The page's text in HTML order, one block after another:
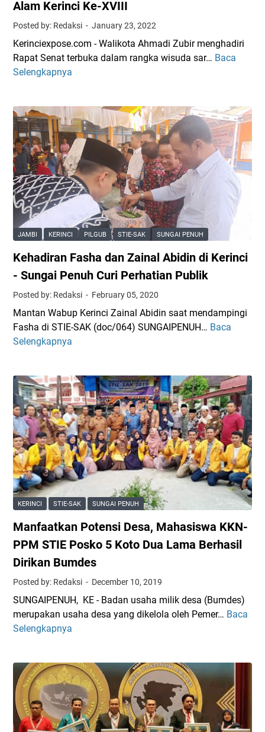
W
u
d
a
t
a
K
o
m
i
e
M
e
n
e
t
S
D
M
B
e
r
k
u
l
t
a
s
E
S
A
K
u
s
k
a
n
4
W
s
u
w
a
Alam Kerinci Ke-XVIII
Posted by: Redaksi January 23, 2022
Kerinciexpose.com - Walikota Ahmadi Zubir menghadiri
Rapat Senat terbuka dalam rangka wisuda sar… Baca
Selengkapnya
S
W
a
k
o
A
h
m
d
i
H
a
i
r
i
u
d
a
S
T
I
E
S
a
t
i
a
m
K
n
c
i
K
e
JAMBI KERINCI PILGUB STIE-SAK SUNGAI PENUH
Kehadiran Fasha dan Zainal Abidin di Kerinci
- Sungai Penuh Curi Perhatian Publik
Posted by: Redaksi February 05, 2020
Mantan Wabup Kerinci Zainal Abidin saat mendampingi
Fasha di STIE-SAK (doc/064) SUNGAIPENUH… Baca
Selengkapnya
K
d
i
r
a
n
F
a
s
h
a
d
a
Z
a
i
n
b
i
d
i
n
KERINCI STIE-SAK SUNGAI PENUH
Manfaatkan Potensi Desa, Mahasiswa KKN-
PPM STIE Posko 5 Koto Dua Lama Berhasil
Dirikan Bumdes
Posted by: Redaksi December 10, 2019
SUNGAIPENUH, KE - Badan usaha milik desa (Bumdes)
merupakan usaha desa yang dikelola oleh Pemer… Baca
Selengkapnya
M
a
a
t
k
a